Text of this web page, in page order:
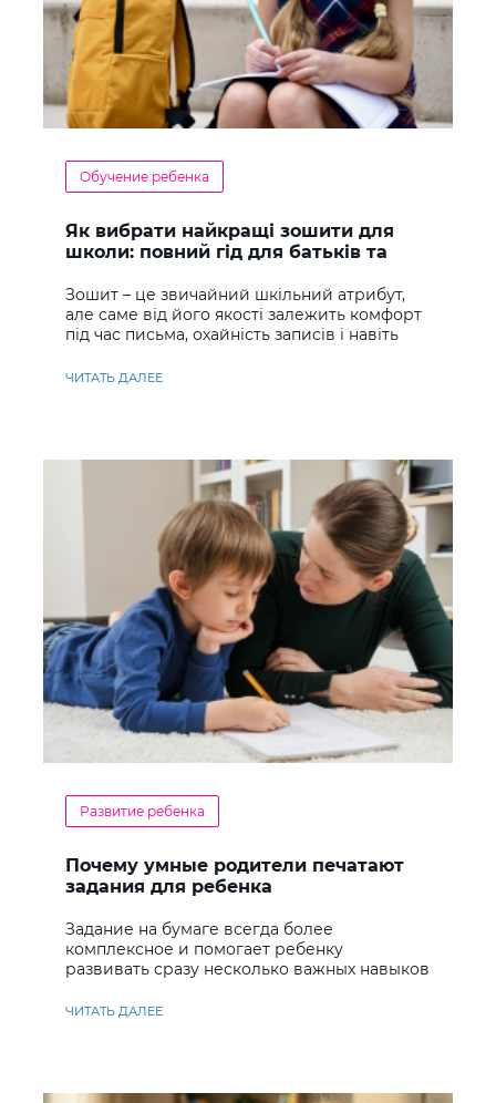
Обучение ребенка
Як вибрати найкращі зошити для
школи: повний гід для батьків та
Зошит – це звичайний шкільний атрибут,
але саме від його якості залежить комфорт
під час письма, охайність записів і навіть
ЧИТАТЬ ДАЛЕЕ
Развитие ребенка
Почему умные родители печатают
задания для ребенка
Задание на бумаге всегда более
комплексное и помогает ребенку
развивать сразу несколько важных навыков
ЧИТАТЬ ДАЛЕЕ